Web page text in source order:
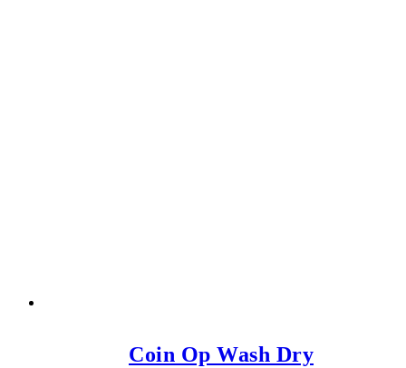
Coin Op Wash Dry